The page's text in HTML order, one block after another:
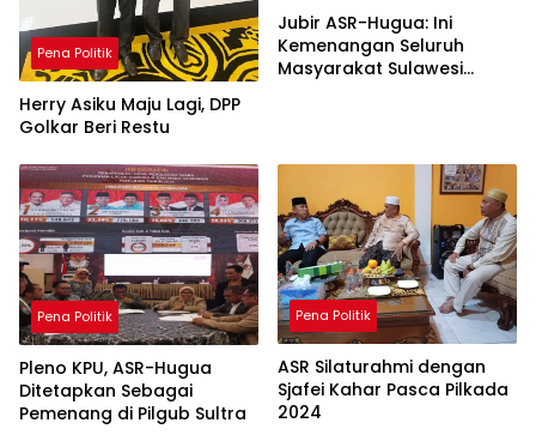
Pena Politik
Herry Asiku Maju Lagi, DPP
Golkar Beri Restu
Jubir ASR-Hugua: Ini
Kemenangan Seluruh
Masyarakat Sulawesi
Pena Politik
Pleno KPU, ASR-Hugua
Ditetapkan Sebagai
Pemenang di Pilgub Sultra
Pena Politik
ASR Silaturahmi dengan
Sjafei Kahar Pasca Pilkada
2024